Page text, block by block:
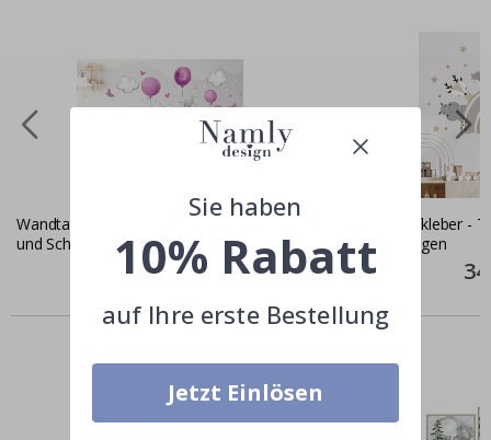
Wandtattoo - Hasen mit Luftballons
und Schmetterlingen / Violett
Special
Price
28,00 €
Wandaufkleber -
Regenbogen
Ähnliche produkte
Sie haben
10% Rabatt
auf Ihre erste Bestellung
Jetzt Einlösen